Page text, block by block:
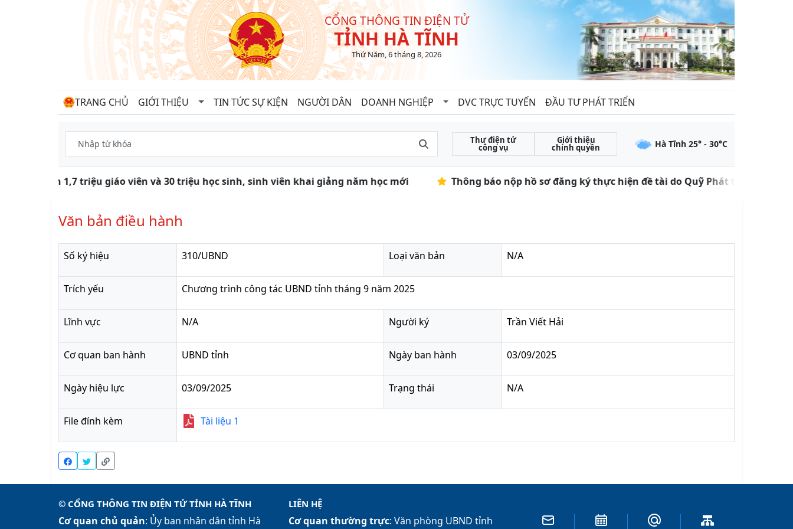
CỔNG THÔNG TIN ĐIỆN TỬ
TỈNH HÀ TĨNH
Thứ Năm, 6 tháng 8, 2026
TRANG CHỦ GIỚI THIỆU TIN TỨC SỰ KIỆN NGƯỜI DÂN DOANH NGHIỆP DVC TRỰC TUYẾN ĐẦU TƯ PHÁT TRIỂN
Thư điện tử
công vụ
Giới thiệu
chính quyền Hà Tĩnh 25° - 30°C
Gần 1,7 triệu giáo viên và 30 triệu học sinh, sinh viên khai giảng năm học mới Thông báo nộp hồ sơ đăng ký thực hiện đề tài do Quỹ Phát triển khoa
Văn bản điều hành
Số ký hiệu 310/UBND Loại văn bản N/A
Trích yếu Chương trình công tác UBND tỉnh tháng 9 năm 2025
Lĩnh vực N/A Người ký Trần Viết Hải
Cơ quan ban hành UBND tỉnh Ngày ban hành 03/09/2025
Ngày hiệu lực 03/09/2025 Trạng thái N/A
File đính kèm Tài liệu 1
© CỔNG THÔNG TIN ĐIỆN TỬ TỈNH HÀ TĨNH
Cơ quan chủ quản: Ủy ban nhân dân tỉnh Hà
LIÊN HỆ
Cơ quan thường trực: Văn phòng UBND tỉnh